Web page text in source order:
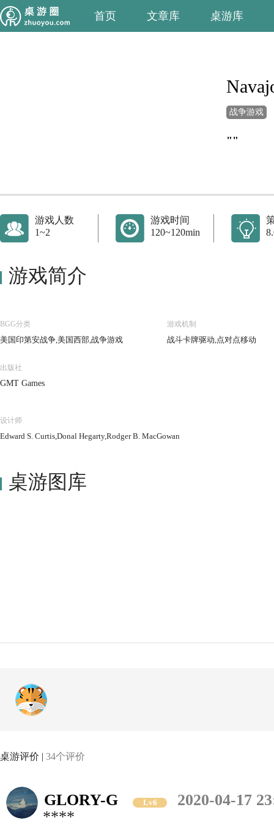
首页 文章库 桌游库
战争游戏
""
游戏人数
1~2
游戏时间
120~120min
游戏简介
BGG分类
美国印第安战争,美国西部,战争游戏
游戏机制
战斗卡牌驱动,点对点移动
出版社
GMT Games
设计师
Edward S. Curtis,Donal Hegarty,Rodger B. MacGowan
桌游图库
桌游评价 | 34个评价
GLORY-G Lv6
2020-04-17
****